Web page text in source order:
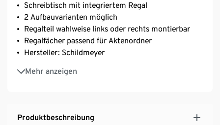
Schreibtisch mit integriertem Regal
2 Aufbauvarianten möglich
Regalteil wahlweise links oder rechts montierbar
Regalfächer passend für Aktenordner
Hersteller: Schildmeyer
Mehr anzeigen
MADE IN GERMANY
Produktbeschreibung